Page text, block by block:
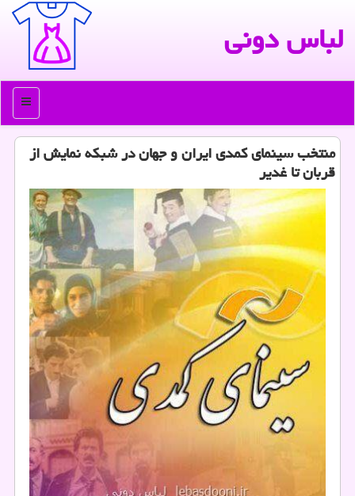
لباس دونی
منو
منتخب سینمای كمدی ایران و جهان در شبكه نمایش از
قربان تا غدیر